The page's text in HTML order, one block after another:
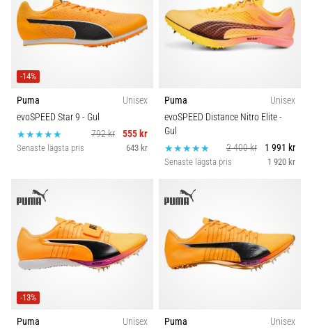
-14%
Puma
Unisex
evoSPEED Star 9 - Gul
792 kr
555 kr
Senaste lägsta pris 643 kr
Puma
Unisex
evoSPEED Distance Nitro Elite-
Gul
2 400 kr
1 991 kr
Senaste lägsta pris 1 920 kr
-13%
Puma
Unisex
Puma
Unisex